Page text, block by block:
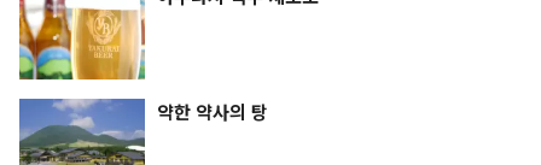
약한 약사의 탕